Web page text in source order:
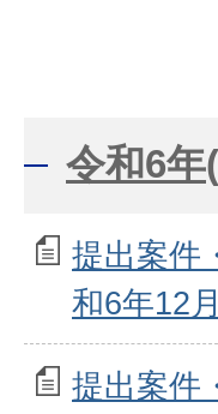
令和6年
提出案件
和6年12
提出案件